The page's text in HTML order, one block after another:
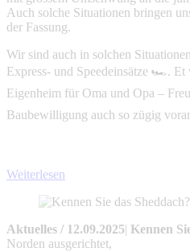
Auch solche Situationen bringen
der Fassung.
Wir sind auch in solchen
Express- und Speedeinsätze 🏎️. Et
Eigenheim für Oma und Opa –
Baubewilligung auch so zügig
Weiterlesen
Aktuelles / 12.09.2025| Kennen
Norden ausgerichtet,